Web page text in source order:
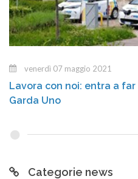
venerdì 07 maggio 2021
Lavora con noi: entra a
Garda Uno
Categorie news